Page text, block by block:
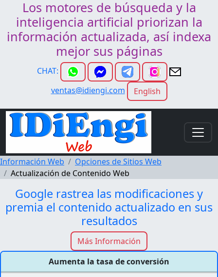
Los motores de búsqueda y la
inteligencia artificial priorizan la
información actualizada, así indexa
mejor sus páginas
CHAT:
ventas@idiengi.com
English
Información Web
Opciones de Sitios Web
Actualización de Contenido Web
Google rastrea las modificaciones y
premia el contenido actualizado en sus
resultados
Más Información
Aumenta la tasa de conversión